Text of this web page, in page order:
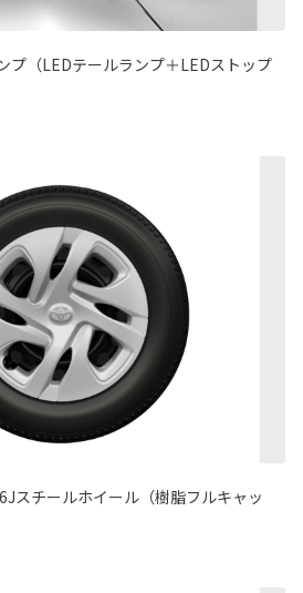
プ（LEDテールランプ＋LEDストップ
スチールホイール（樹脂フルキャッ